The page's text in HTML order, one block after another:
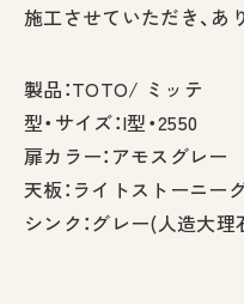
施工させていただき、あ
製品：TOTO/ ミッテ
型・サイズ：I型・2550
扉カラー：アモスグレー
天板：ライトストーニー
シンク：グレー(人造大理